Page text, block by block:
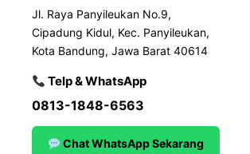
Jl. Raya Panyileukan No.9,
Cipadung Kidul, Kec. Panyileukan,
Kota Bandung, Jawa Barat 40614
Telp & WhatsApp
0813-1848-6563
Chat WhatsApp Sekarang